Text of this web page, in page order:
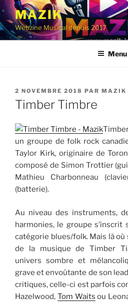
Aller
contenu
principal
MAZIK
Webzine Musical depuis 2017
Menu
PUBLIÉ
LE
2 NOVEMBRE 2018 PAR MAZIK
Timber Timbre
un groupe de folk rock
Taylor Kirk, originaire de
composé de Simon Trottier
Mathieu Charbonneau
(batterie).
Au niveau des instruments,
harmonies, le groupe s’inscrit
catégorie blues/folk. Mais là
de la musique de Timber
univers sombre et
grave et envoûtante de son
critiques, celle-ci est parfois
Hazelwood, Tom Waits ou